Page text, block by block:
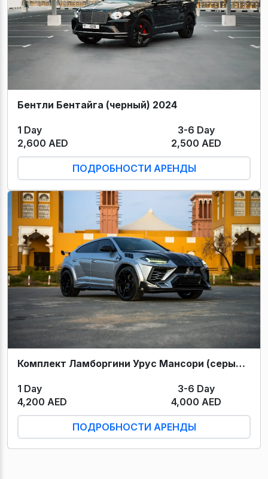
Бентли Бентайга (черный) 2024
1 Day
3-6 Day
2,600 AED
2,500 AED
ПОДРОБНОСТИ АРЕНДЫ
Комплект Ламборгини Урус Мансори (серый) 2022
1 Day
3-6 Day
4,200 AED
4,000 AED
ПОДРОБНОСТИ АРЕНДЫ